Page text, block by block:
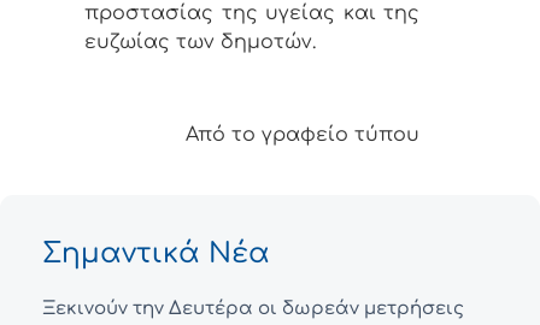
προστασίας της υγείας και της
ευζωίας των δημοτών.
Από το γραφείο τύπου
Σημαντικά Νέα
Ξεκινούν την Δευτέρα οι δωρεάν μετρήσεις